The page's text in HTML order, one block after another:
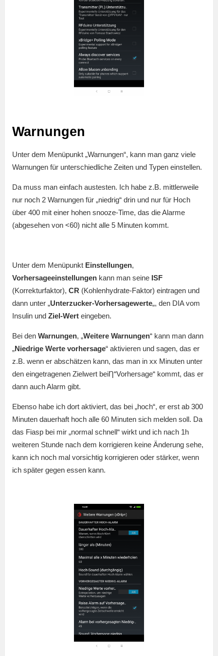
Warnungen
Unter dem Menüpunkt „Warnungen“, kann man ganz viele
Warnungen für unterschiedliche Zeiten und Typen einstellen.
Da muss man einfach austesten. Ich habe z.B. mittlerweile
nur noch 2 Warnungen für „niedrig“ drin und nur für Hoch
über 400 mit einer hohen snooze-Time, das die Alarme
(abgesehen von <60) nicht alle 5 Minuten kommt.
Unter dem Menüpunkt Einstellungen,
Vorhersageeinstellungen kann man seine ISF
(Korrekturfaktor), CR (Kohlenhydrate-Faktor) eintragen und
dann unter „Unterzucker-Vorhersagewerte„, den DIA vom
Insulin und Ziel-Wert eingeben.
Bei den Warnungen, „Weitere Warnungen“ kann man dann
„Niedrige Werte vorhersage“ aktivieren und sagen, das er
z.B. wenn er abschätzen kann, das man in xx Minuten unter
den eingetragenen Zielwert beiȠ“Vorhersage“ kommt, das er
dann auch Alarm gibt.
Ebenso habe ich dort aktiviert, das bei „hoch“, er erst ab 300
Minuten dauerhaft hoch alle 60 Minuten sich melden soll. Da
das Fiasp bei mir „normal schnell“ wirkt und ich nach 1h
weiteren Stunde nach dem korrigieren keine Änderung sehe,
kann ich noch mal vorsichtig korrigieren oder stärker, wenn
ich später gegen essen kann.